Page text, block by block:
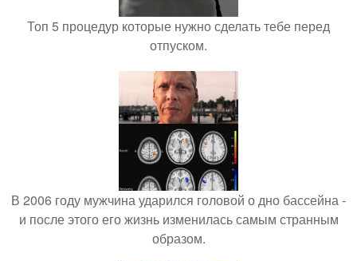
Топ 5 процедур которые нужно сделать тебе перед
отпуском.
В 2006 году мужчина ударился головой о дно бассейна -
и после этого его жизнь изменилась самым странным
образом.